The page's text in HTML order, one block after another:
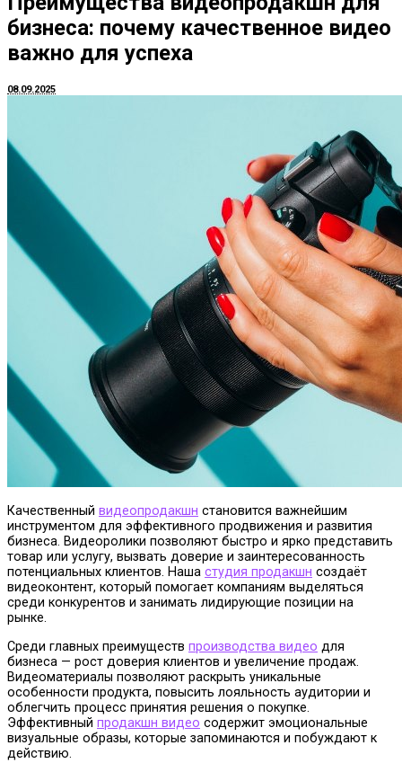
бизнеса: почему качественное видео
важно для успеха
08.09.2025
Качественный видеопродакшн становится важнейшим
инструментом для эффективного продвижения и развития
бизнеса. Видеоролики позволяют быстро и ярко представить
товар или услугу, вызвать доверие и заинтересованность
потенциальных клиентов. Наша студия продакшн создаёт
видеоконтент, который помогает компаниям выделяться
среди конкурентов и занимать лидирующие позиции на
рынке.
Среди главных преимуществ производства видео для
бизнеса — рост доверия клиентов и увеличение продаж.
Видеоматериалы позволяют раскрыть уникальные
особенности продукта, повысить лояльность аудитории и
облегчить процесс принятия решения о покупке.
Эффективный продакшн видео содержит эмоциональные
визуальные образы, которые запоминаются и побуждают к
действию.